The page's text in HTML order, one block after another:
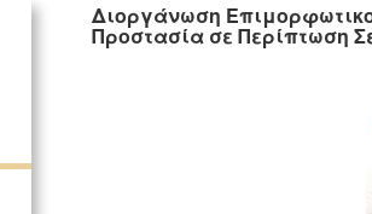
Διοργάνωση
Προστασία σε Περίπτωση